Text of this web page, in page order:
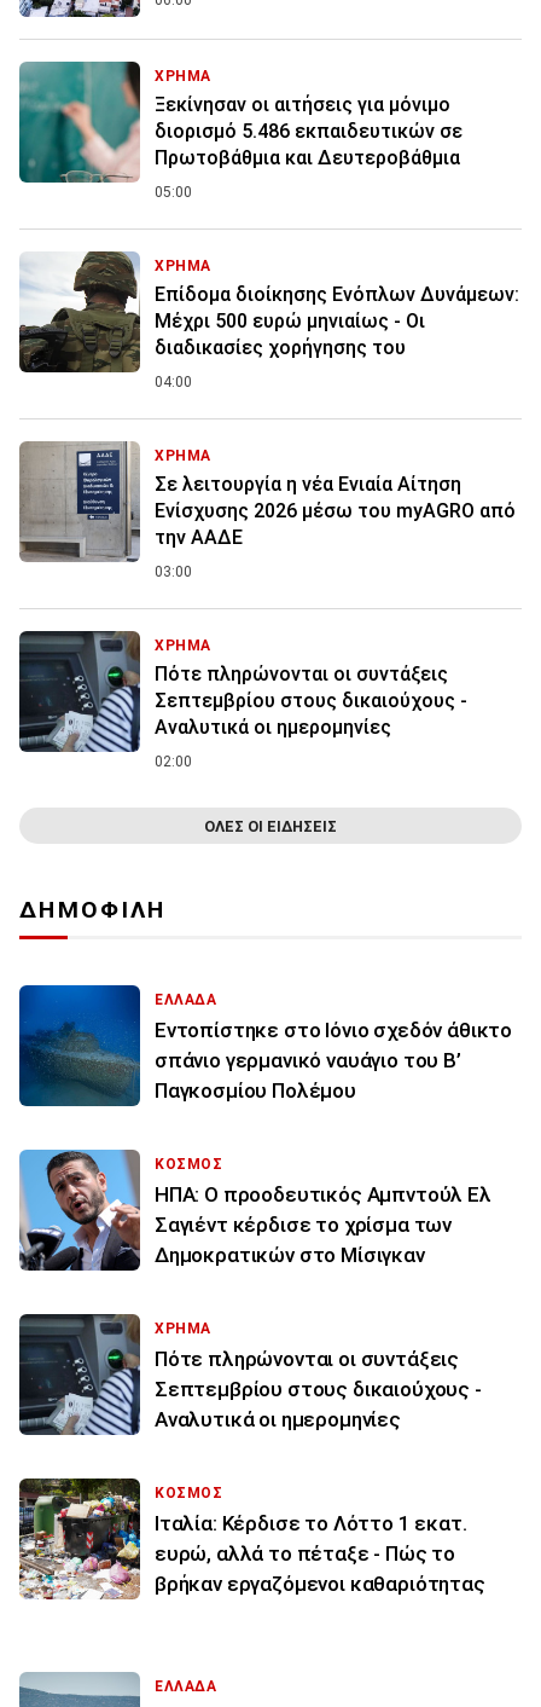
ΧΡΗΜΑ
Ξεκίνησαν οι αιτήσεις για μόνιμο
διορισμό 5.486 εκπαιδευτικών σε
Πρωτοβάθμια και Δευτεροβάθμια
05:00
ΧΡΗΜΑ
Επίδομα διοίκησης Ενόπλων Δυνάμεων:
Μέχρι 500 ευρώ μηνιαίως - Οι
διαδικασίες χορήγησης του
04:00
ΧΡΗΜΑ
Σε λειτουργία η νέα Ενιαία Αίτηση
Ενίσχυσης 2026 μέσω του myAGRO από
την ΑΑΔΕ
03:00
ΧΡΗΜΑ
Πότε πληρώνονται οι συντάξεις
Σεπτεμβρίου στους δικαιούχους -
Αναλυτικά οι ημερομηνίες
02:00
ΟΛΕΣ ΟΙ ΕΙΔΗΣΕΙΣ
ΔΗΜΟΦΙΛΗ
ΕΛΛΑΔΑ
Εντοπίστηκε στο Ιόνιο σχεδόν άθικτο
σπάνιο γερμανικό ναυάγιο του Β’
Παγκοσμίου Πολέμου
ΚΟΣΜΟΣ
ΗΠΑ: Ο προοδευτικός Αμπντούλ Ελ
Σαγιέντ κέρδισε το χρίσμα των
Δημοκρατικών στο Μίσιγκαν
ΧΡΗΜΑ
Πότε πληρώνονται οι συντάξεις
Σεπτεμβρίου στους δικαιούχους -
Αναλυτικά οι ημερομηνίες
ΚΟΣΜΟΣ
Ιταλία: Κέρδισε το Λόττο 1 εκατ.
ευρώ, αλλά το πέταξε - Πώς το
βρήκαν εργαζόμενοι καθαριότητας
ΕΛΛΑΔΑ